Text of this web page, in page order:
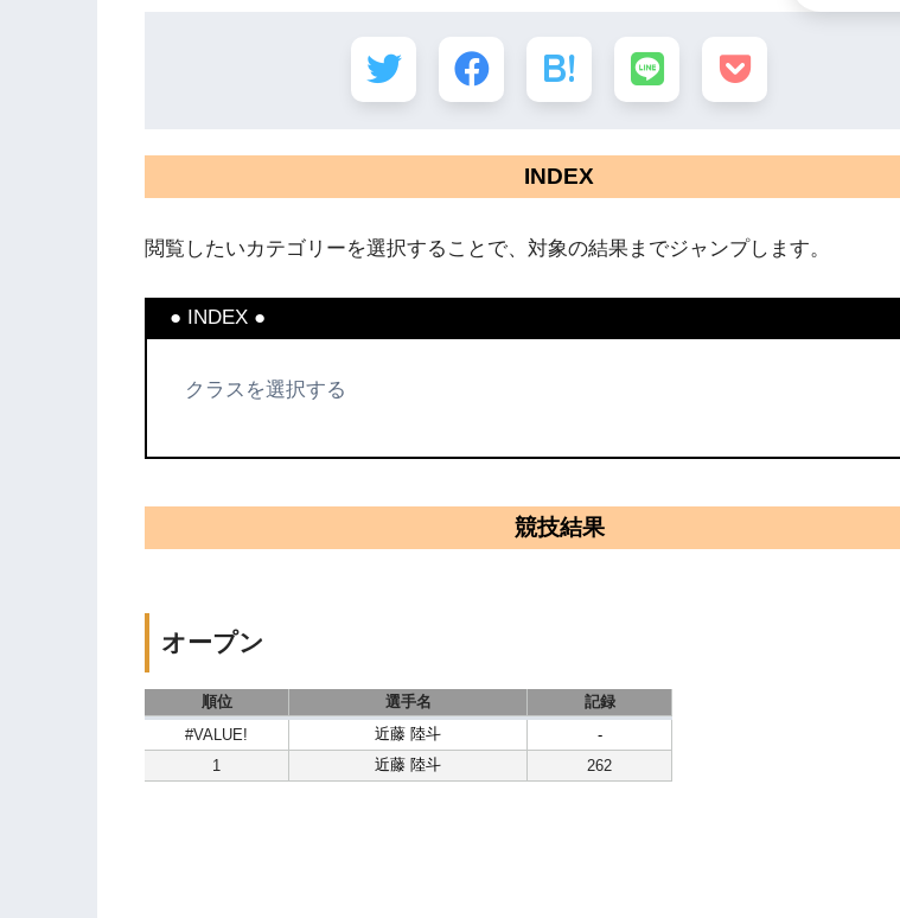
INDEX
閲覧したいカテゴリーを選択することで、対象の結果までジャンプします。
● INDEX ●
競技結果
オープン